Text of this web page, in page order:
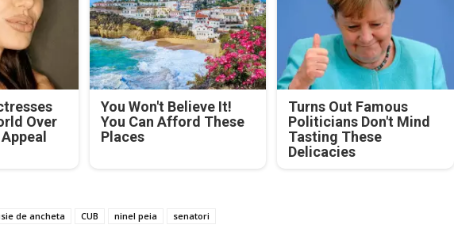
Over
You Won't Believe It!
You Can Afford These
Places
Turns Out Famous
Politicians Don't Mind
Tasting These
Delicacies
de ancheta CUB ninel peia senatori